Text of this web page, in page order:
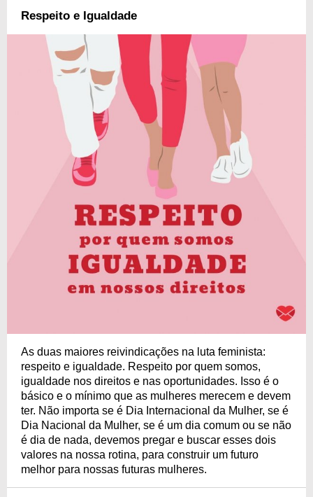
Respeito e Igualdade
As duas maiores reivindicações na luta feminista:
respeito e igualdade. Respeito por quem somos,
igualdade nos direitos e nas oportunidades. Isso é o
básico e o mínimo que as mulheres merecem e devem
ter. Não importa se é Dia Internacional da Mulher, se é
Dia Nacional da Mulher, se é um dia comum ou se não
é dia de nada, devemos pregar e buscar esses dois
valores na nossa rotina, para construir um futuro
melhor para nossas futuras mulheres.